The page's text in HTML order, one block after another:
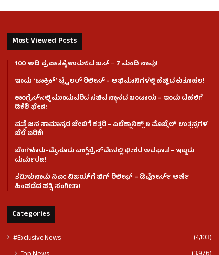
Most Viewed Posts
100 ಅಡಿ ಪ್ರಪಾತಕ್ಕೆ ಉರುಳಿದ ಬಸ್‌ – 7 ಮಂದಿ ಸಾವು!
ಇಂದು ʻಟಾಕ್ಸಿಕ್ʼ ಟ್ರೈಲರ್ ರಿಲೀಸ್‌ – ಅಭಿಮಾನಿಗಳಲ್ಲಿ ಹೆಚ್ಚಿದ ಕುತೂಹಲ!
ಕಾಂಗ್ರೆಸ್​ನಲ್ಲಿ ಮುಂದುವರಿದ ಸಚಿವ ಸ್ಥಾನದ ಬಂಡಾಯ – ಇಂದು ದೆಹಲಿಗೆ
ಡಿಕೆಶಿ ಭೇಟಿ!
ಮತ್ತೆ ಜನ ಸಾಮಾನ್ಯರ ಜೇಬಿಗೆ ಕತ್ತರಿ – ಎಲೆಕ್ಟ್ರಾನಿಕ್ಸ್ & ಮೊಬೈಲ್ ಉತ್ಪನ್ನಗಳ
ಬೆಲೆ ಏರಿಕೆ!
ಬೆಂಗಳೂರು-ಮೈಸೂರು ಎಕ್ಸ್‌ಪ್ರೆಸ್‌ವೇನಲ್ಲಿ ಭೀಕರ ಅಪಘಾತ – ಇಬ್ಬರು
ದುರ್ಮರಣ!
ತಮಿಳುನಾಡು ಸಿಎಂ ವಿಜಯ್‌ಗೆ ಬಿಗ್ ರಿಲೀಫ್ – ಡಿವೋರ್ಸ್ ಅರ್ಜಿ
ಹಿಂಪಡೆದ ಪತ್ನಿ ಸಂಗೀತಾ!
Categories
#Exclusive News (4,103)